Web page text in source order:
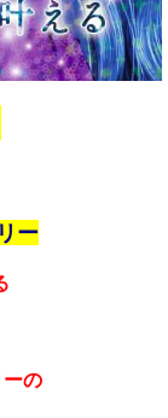
ー
の